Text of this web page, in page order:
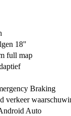
18"
full map
Braking
verkeer
Auto